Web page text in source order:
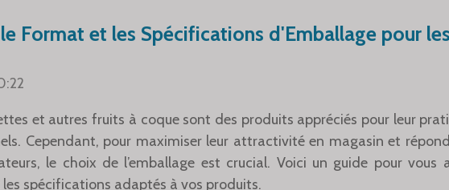
Format et les Spécifications d'Emballage pour les
et autres fruits à coque sont des produits appréciés pour leur
Cependant, pour maximiser leur attractivité en magasin et
le choix de l’emballage est crucial. Voici un guide pour vous
spécifications adaptés à vos produits.